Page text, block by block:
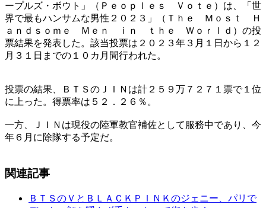
ープルズ・ボウト」（Ｐｅｏｐｌｅｓ Ｖｏｔｅ）は、「世
界で最もハンサムな男性２０２３」（Ｔｈｅ Ｍｏｓｔ Ｈ
ａｎｄｓｏｍｅ Ｍｅｎ ｉｎ ｔｈｅ Ｗｏｒｌｄ）の投
票結果を発表した。該当投票は２０２３年３月１日から１２
月３１日までの１０カ月間行われた。
​投票の結果、ＢＴＳのＪＩＮは計２５９万７２７１票で１位
に上った。得票率は５２．２６％。
​一方、ＪＩＮは現役の陸軍教官補佐として服務中であり、今
年６月に除隊する予定だ。
関連記事
ＢＴＳのＶとＢＬＡＣＫＰＩＮＫのジェニー、パリで